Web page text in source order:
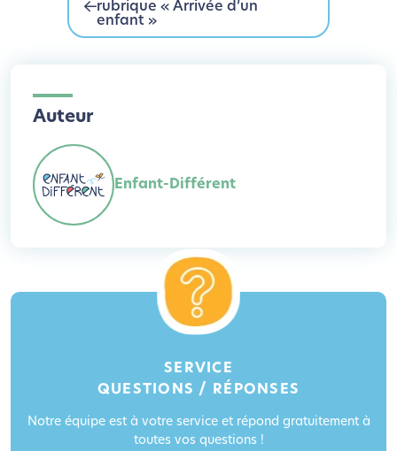
rubrique « Arrivée d’un
enfant »
Auteur
Enfant-Différent
SERVICE
QUESTIONS / RÉPONSES
Notre équipe est à votre service et répond gratuitement à
toutes vos questions !